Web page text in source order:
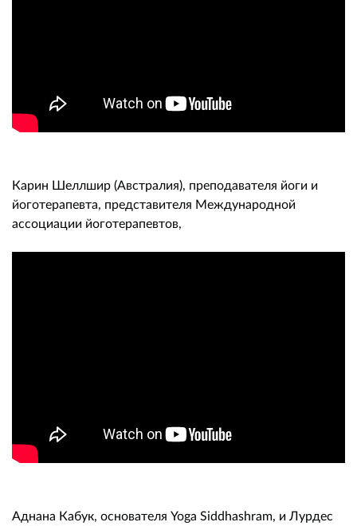
Карин Шеллшир (Австралия), преподавателя йоги и
йоготерапевта, представителя Международной
ассоциации йоготерапевтов,
Аднана Кабук, основателя Yoga Siddhashram, и Лурдес